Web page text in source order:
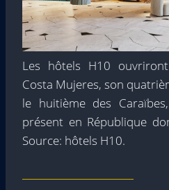
Les hôtels H10
Costa Mujeres, son
le huitième des
présent en République
Source: hôtels H10.